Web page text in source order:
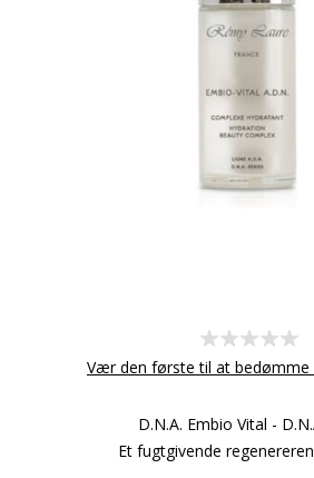
Vær den første til at
D.N.A. Embio Vital -
Et fugtgivende